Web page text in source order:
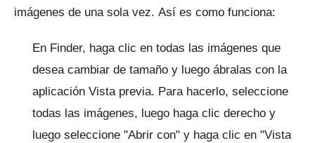
imágenes de una sola vez. Así es como funciona:
En Finder, haga clic en todas las imágenes que
desea cambiar de tamaño y luego ábralas con la
aplicación Vista previa. Para hacerlo, seleccione
todas las imágenes, luego haga clic derecho y
luego seleccione "Abrir con" y haga clic en "Vista